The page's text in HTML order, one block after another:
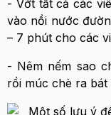
- Vớt tất cả các
vào nồi nước
– 7 phút cho các
- Nêm nếm sao
rồi múc chè ra